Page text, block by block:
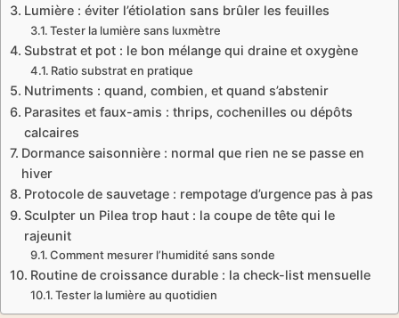
Lumière : éviter l’étiolation sans brûler les feuilles
Tester la lumière sans luxmètre
Substrat et pot : le bon mélange qui draine et oxygène
Ratio substrat en pratique
Nutriments : quand, combien, et quand s’abstenir
Parasites et faux-amis : thrips, cochenilles ou dépôts
calcaires
Dormance saisonnière : normal que rien ne se passe en
hiver
Protocole de sauvetage : rempotage d’urgence pas à pas
Sculpter un Pilea trop haut : la coupe de tête qui le
rajeunit
Comment mesurer l’humidité sans sonde
Routine de croissance durable : la check-list mensuelle
Tester la lumière au quotidien